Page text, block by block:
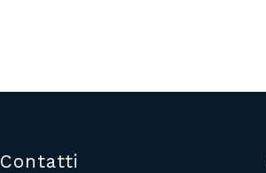
Contatti